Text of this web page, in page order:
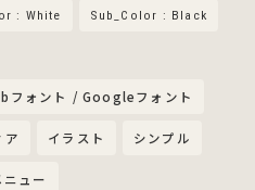
: White Sub_Color : Black
フォント / Googleフォント
ア イラスト シンプル
ニュー